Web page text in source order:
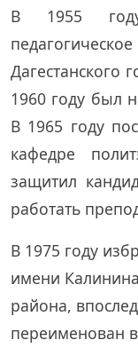
В 1955 году
Дагестанского
1960 году был
В 1965 году
кафедре
защитил
работать
В 1975 году
имени
района,
переименован